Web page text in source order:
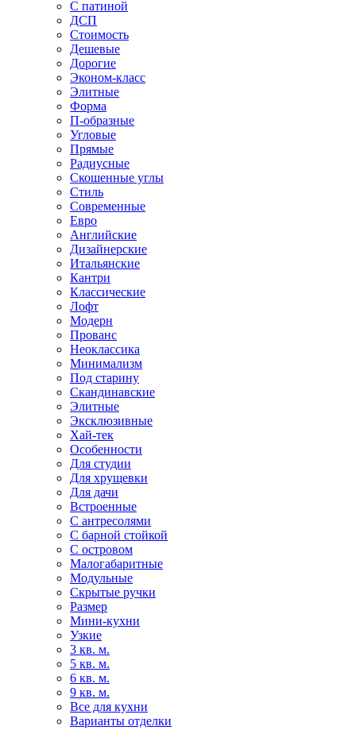
С патиной
ДСП
Стоимость
Дешевые
Дорогие
Эконом-класс
Элитные
Форма
П-образные
Угловые
Прямые
Радиусные
Скошенные углы
Стиль
Современные
Евро
Английские
Дизайнерские
Итальянские
Кантри
Классические
Лофт
Модерн
Прованс
Неоклассика
Минимализм
Под старину
Скандинавские
Элитные
Эксклюзивные
Хай-тек
Особенности
Для студии
Для хрущевки
Для дачи
Встроенные
С антресолями
С барной стойкой
С островом
Малогабаритные
Модульные
Скрытые ручки
Размер
Мини-кухни
Узкие
3 кв. м.
5 кв. м.
6 кв. м.
9 кв. м.
Все для кухни
Варианты отделки